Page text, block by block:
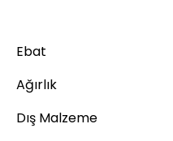
Ebat
Ağırlık
Dış Malzeme